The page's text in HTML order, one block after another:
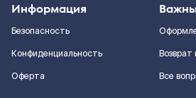
Информация
Безопасность
Конфиденциальность
Оферта
Возврат
Все